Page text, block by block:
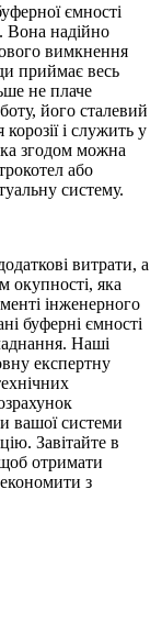
ємності
Вона надійно
вимкнення
приймає весь
не плаче
його сталевий
і служить у
згодом можна
або
систему.
витрати, а
окупності, яка
інженерного
буферні ємності
Наші
експертну
вашої системи
Завітайте в
отримати
з